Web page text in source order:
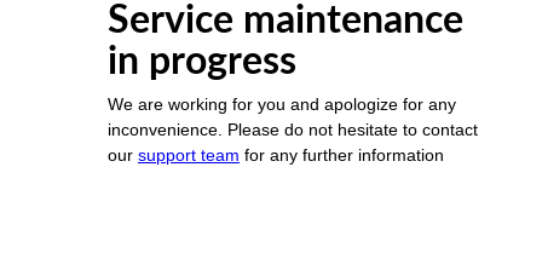
Service maintenance
in progress
We are working for you and apologize for any
inconvenience. Please do not hesitate to contact
our support team for any further information